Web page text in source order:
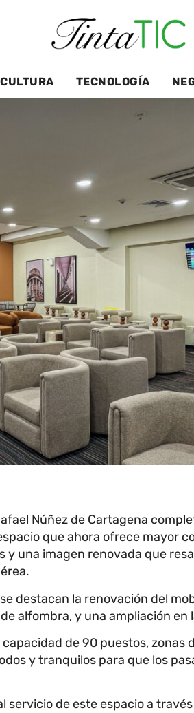
CULTURA TECNOLOGÍA
Núñez de Cartagena
que ahora ofrece mayor
y una imagen renovada que
destacan la renovación del
alfombra, y una ampliación
de 90 puestos, zonas
y tranquilos para que los
servicio de este espacio a